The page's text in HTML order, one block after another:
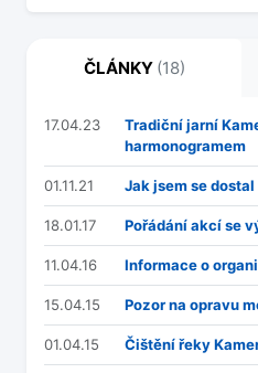
ČLÁNKY (18)
17.04.23
Tradiční jarní
harmonogramem
01.11.21 Jak jsem se
18.01.17 Pořádání akcí se
11.04.16 Informace o
15.04.15 Pozor na opravu
01.04.15 Čištění řeky